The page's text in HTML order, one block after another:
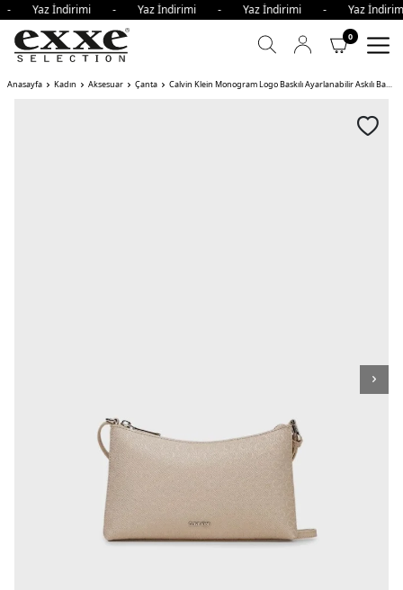
- Yaz İndirimi - Yaz İndirimi - Yaz İndirimi - Yaz
0
Anasayfa Kadın Aksesuar Çanta Calvin Klein Monogram Logo Baskılı Ayarlanabilir Askılı Bayan Çanta RMU